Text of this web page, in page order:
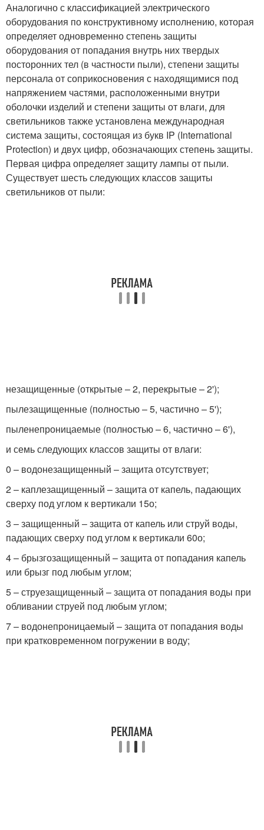
Аналогично с классификацией электрического
оборудования по конструктивному исполнению, которая
определяет одновременно степень защиты
оборудования от попадания внутрь них твердых
посторонних тел (в частности пыли), степени защиты
персонала от соприкосновения с находящимися под
напряжением частями, расположенными внутри
оболочки изделий и степени защиты от влаги, для
светильников также установлена международная
система защиты, состоящая из букв IP (International
Protection) и двух цифр, обозначающих степень защиты.
Первая цифра определяет защиту лампы от пыли.
Существует шесть следующих классов защиты
светильников от пыли:
незащищенные (открытые – 2, перекрытые – 2');
пылезащищенные (полностью – 5, частично – 5');
пыленепроницаемые (полностью – 6, частично – 6'),
и семь следующих классов защиты от влаги:
0 – водонезащищенный – защита отсутствует;
2 – каплезащищенный – защита от капель, падающих
сверху под углом к вертикали 15о;
3 – защищенный – защита от капель или струй воды,
падающих сверху под углом к вертикали 60о;
4 – брызгозащищенный – защита от попадания капель
или брызг под любым углом;
5 – струезащищенный – защита от попадания воды при
обливании струей под любым углом;
7 – водонепроницаемый – защита от попадания воды
при кратковременном погружении в воду;